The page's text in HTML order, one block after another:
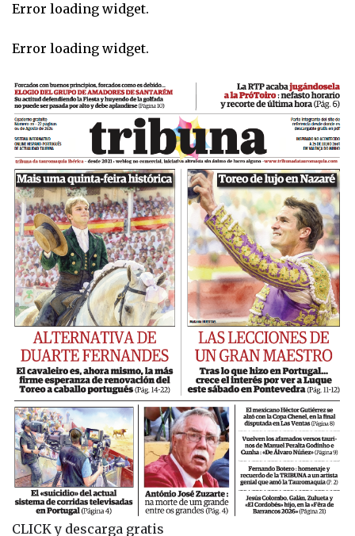
Error loading widget.
Error loading widget.
CLICK y descarga gratis